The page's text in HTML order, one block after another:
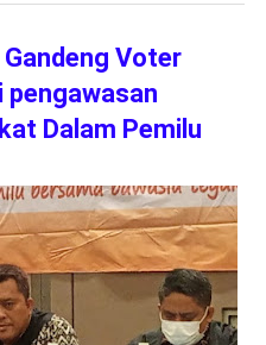
Voter
pengawasan
Dalam Pemilu